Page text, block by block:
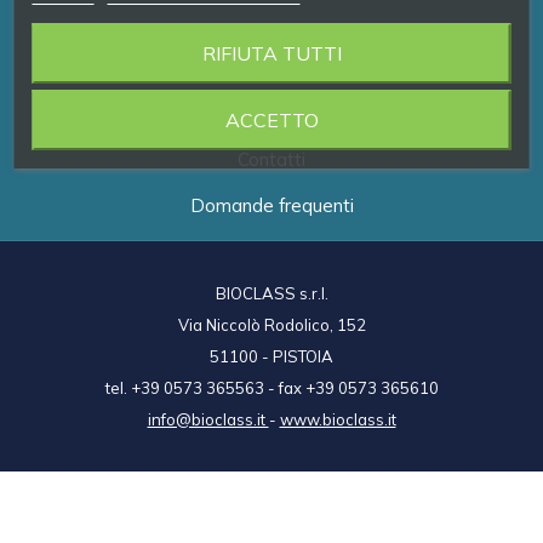
Prodotti
Brand
Domande frequenti
RIFIUTA TUTTI
ACCETTO
BIOCLASS s.r.l.
Via Niccolò Rodolico, 152
51100 - PISTOIA
tel. +39 0573 365563 - fax +39 0573 365610
info@bioclass.it - www.bioclass.it